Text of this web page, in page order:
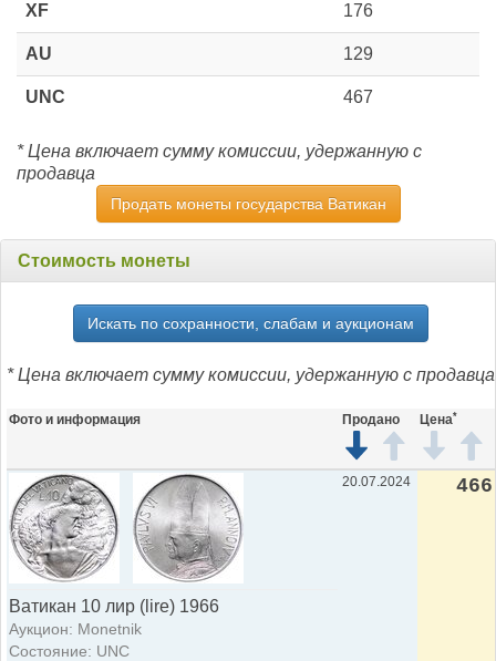
XF 176
AU 129
UNC 467
* Цена включает сумму комиссии, удержанную с
продавца
Продать монеты государства Ватикан
Стоимость монеты
Искать по сохранности, слабам и аукционам
* Цена включает сумму комиссии, удержанную с продавца
Фото и информация Продано Цена*
Ватикан 10 лир (lire) 1966
Аукцион: Monetnik
Состояние: UNC
20.07.2024 466